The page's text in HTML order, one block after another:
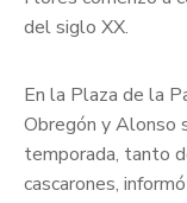
del siglo XX.
En la Plaza de la
Obregón y Alonso
temporada, tanto
cascarones,